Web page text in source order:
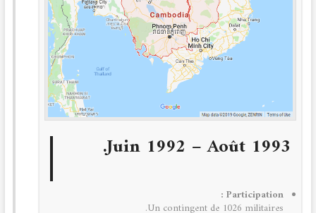
Juin 1992 – Août 1993.
Participation :
Un contingent de 1026 militaires.